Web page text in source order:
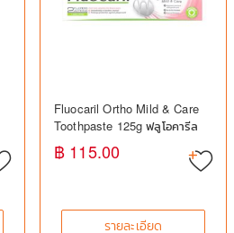
Fluocaril Ortho Mild & Care
Toothpaste 125g ฟลูโอคารีล
ยาสีฟันสำหรับผู้จัดฟัน ลดคราบ
พลัค
฿ 115.00
รายละเอียด